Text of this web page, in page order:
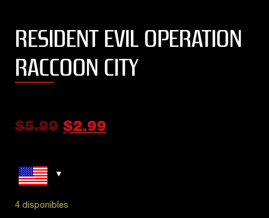
RESIDENT EVIL OPERATION
RACCOON CITY
$5.99 $2.99
4 disponibles